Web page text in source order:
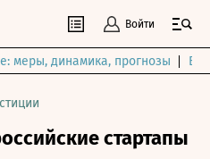
Войти
меры, динамика, прогнозы
стартапы